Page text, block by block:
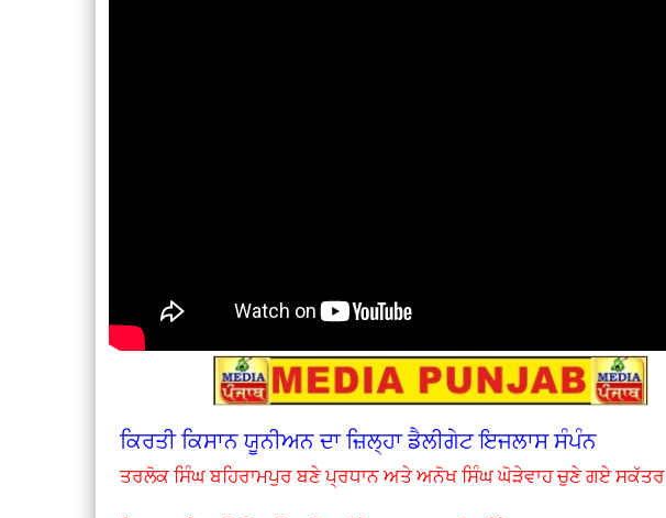
ਕਿਰਤੀ ਕਿਸਾਨ ਯੂਨੀਅਨ ਦਾ ਜ਼ਿਲ੍ਹਾ ਡੈਲੀਗੇਟ ਇਜਲਾਸ ਸੰਪੰਨ
ਤਰਲੋਕ ਸਿੰਘ ਬਹਿਰਾਮਪੁਰ ਬਣੇ ਪ੍ਰਧਾਨ ਅਤੇ ਅਨੋਖ ਸਿੰਘ ਘੋੜੇਵਾਹ ਚੁਣੇ ਗਏ ਸਕੱਤਰ